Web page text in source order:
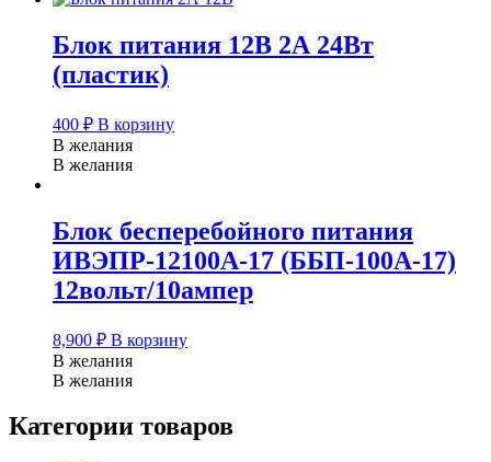
Блок питания 12В 2А 24Вт
(пластик)
400 ₽ В корзину
В желания
В желания
Блок бесперебойного питания
ИВЭПР-12100А-17 (ББП-100А-17)
12вольт/10ампер
8,900 ₽ В корзину
В желания
В желания
Категории товаров